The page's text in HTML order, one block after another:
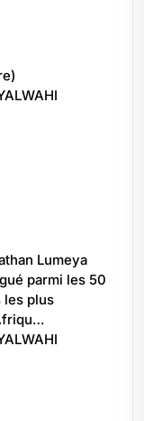
5496
Lumeya
parmi les 50
les plus